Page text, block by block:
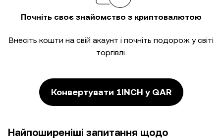
Почніть своє знайомство з криптовалютою
Внесіть кошти на свій акаунт і почніть подорож у світі
торгівлі.
Конвертувати 1INCH у QAR
Найпоширеніші запитання щодо